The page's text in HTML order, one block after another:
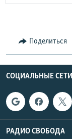
Поделиться
СОЦИАЛЬНЫЕ СЕТИ
РАДИО СВОБОДА